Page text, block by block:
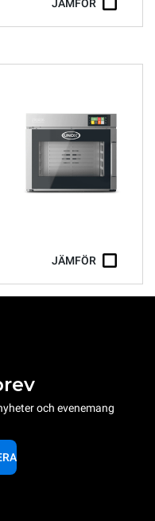
JÄMFÖR
JÄMFÖR
och evenemang